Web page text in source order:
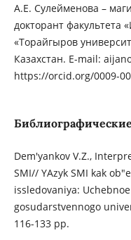
А.Е. Сулейменова –
докторант факультета
«Торайгыров
Казахстан. E-mail:
https://orcid.org/0009-
Dem'yankov V.Z.,
SMI// YAzyk SMI kak
issledovaniya:
gosudarstvennogo
116-133 pp.